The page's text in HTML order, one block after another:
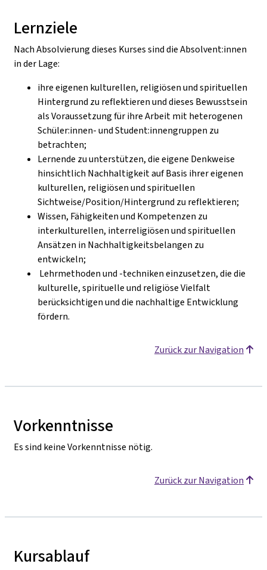
Lernziele
Nach Absolvierung dieses Kurses sind die Absolvent:innen
in der Lage:
ihre eigenen kulturellen, religiösen und spirituellen
Hintergrund zu reflektieren und dieses Bewusstsein
als Voraussetzung für ihre Arbeit mit heterogenen
Schüler:innen- und Student:innengruppen zu
betrachten;
Lernende zu unterstützen, die eigene Denkweise
hinsichtlich Nachhaltigkeit auf Basis ihrer eigenen
kulturellen, religiösen und spirituellen
Sichtweise/Position/Hintergrund zu reflektieren;
Wissen, Fähigkeiten und Kompetenzen zu
interkulturellen, interreligiösen und spirituellen
Ansätzen in Nachhaltigkeitsbelangen zu
entwickeln;
Lehrmethoden und -techniken einzusetzen, die die
kulturelle, spirituelle und religiöse Vielfalt
berücksichtigen und die nachhaltige Entwicklung
fördern.
Zurück zur Navigation
Vorkenntnisse
Es sind keine Vorkenntnisse nötig.
Zurück zur Navigation
Kursablauf